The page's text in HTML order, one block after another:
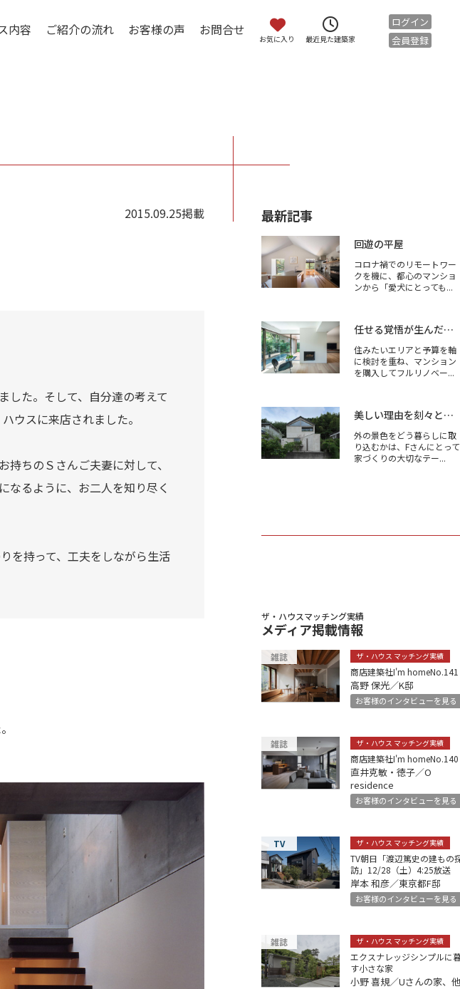
内容 ご紹介の流れ お客様の声 お問合せ
お気に入り 最近見た建築家
ログイン
会員登録
2015.09.25掲載
した。そして、自分達の考えて
ウスに来店されました。
ちのＳさんご夫妻に対して、
なるように、お二人を知り尽く
を持って、工夫をしながら生活
最新記事
回遊の平屋
コロナ禍でのリモートワー
クを機に、都心のマンショ
ンから「愛犬にとっても...
任せる覚悟が生んだ、上質なたたずまい
住みたいエリアと予算を軸
に検討を重ね、マンション
を購入してフルリノベー...
美しい理由を刻々と感じられる家
外の景色をどう暮らしに取
り込むかは、Fさんにとって
家づくりの大切なテー...
ザ・ハウスマッチング実績
メディア掲載情報
雑誌 ザ・ハウス マッチング実績
商店建築社I'm homeNo.141
高野 保光／K邸
お客様のインタビューを見る
雑誌 ザ・ハウス マッチング実績
商店建築社I'm homeNo.140
直井克敏・徳子／O
residence
お客様のインタビューを見る
TV ザ・ハウス マッチング実績
TV朝日「渡辺篤史の建もの
訪」12/28（土）4:25放送
岸本 和彦／東京都F邸
お客様のインタビューを見る
雑誌 ザ・ハウス マッチング実績
エクスナレッジシンプルに
す小さな家
小野 喜規／Uさんの家、他